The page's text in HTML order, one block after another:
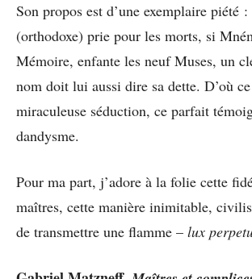
Son propos est d’une exemplaire piété
(orthodoxe) prie pour les morts, si
Mémoire, enfante les neuf Muses, un
nom doit lui aussi dire sa dette. D’où
miraculeuse séduction, ce parfait
dandysme.
Pour ma part, j’adore à la folie cette
maîtres, cette manière inimitable,
de transmettre une flamme – lux